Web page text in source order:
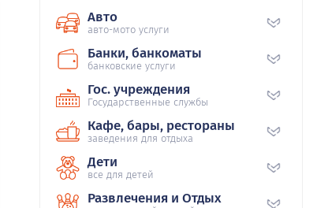
Авто
авто-мото услуги
Банки, банкоматы
банковские услуги
Гос. учреждения
Государственные службы
Кафе, бары, рестораны
заведения для отдыха
Дети
все для детей
Развлечения и Отдых